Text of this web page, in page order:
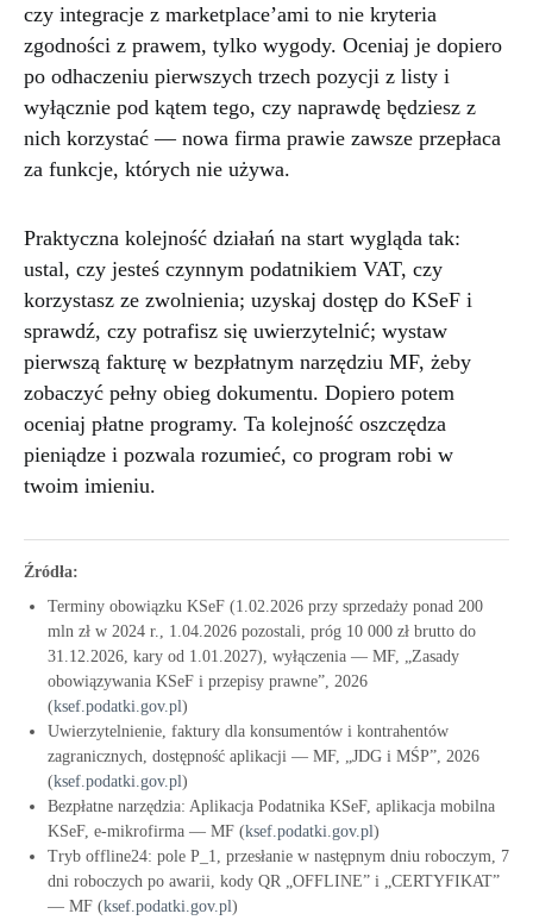
czy integracje z marketplace’ami to nie kryteria
zgodności z prawem, tylko wygody. Oceniaj je dopiero
po odhaczeniu pierwszych trzech pozycji z listy i
wyłącznie pod kątem tego, czy naprawdę będziesz z
nich korzystać — nowa firma prawie zawsze przepłaca
za funkcje, których nie używa.
Praktyczna kolejność działań na start wygląda tak:
ustal, czy jesteś czynnym podatnikiem VAT, czy
korzystasz ze zwolnienia; uzyskaj dostęp do KSeF i
sprawdź, czy potrafisz się uwierzytelnić; wystaw
pierwszą fakturę w bezpłatnym narzędziu MF, żeby
zobaczyć pełny obieg dokumentu. Dopiero potem
oceniaj płatne programy. Ta kolejność oszczędza
pieniądze i pozwala rozumieć, co program robi w
twoim imieniu.
Źródła:
Terminy obowiązku KSeF (1.02.2026 przy sprzedaży ponad 200
mln zł w 2024 r., 1.04.2026 pozostali, próg 10 000 zł brutto do
31.12.2026, kary od 1.01.2027), wyłączenia — MF, „Zasady
obowiązywania KSeF i przepisy prawne”, 2026
(ksef.podatki.gov.pl)
Uwierzytelnienie, faktury dla konsumentów i kontrahentów
zagranicznych, dostępność aplikacji — MF, „JDG i MŚP”, 2026
(ksef.podatki.gov.pl)
Bezpłatne narzędzia: Aplikacja Podatnika KSeF, aplikacja mobilna
KSeF, e-mikrofirma — MF (ksef.podatki.gov.pl)
Tryb offline24: pole P_1, przesłanie w następnym dniu roboczym, 7
dni roboczych po awarii, kody QR „OFFLINE” i „CERTYFIKAT”
— MF (ksef.podatki.gov.pl)